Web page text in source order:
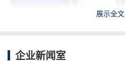
展示全文
企业新闻室